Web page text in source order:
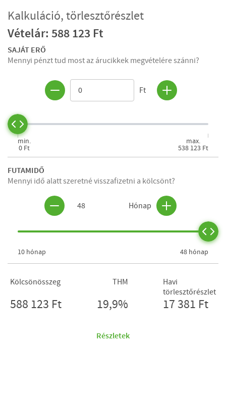
Kalkuláció, törlesztőrészlet
Vételár: 588 123 Ft
SAJÁT ERŐ
Mennyi pénzt tud most az árucikkek megvételére szánni?
Ft
min.
0 Ft
max.
538 123 Ft
FUTAMIDŐ
Mennyi idő alatt szeretné visszafizetni a kölcsönt?
48 Hónap
10 hónap 48 hónap
Kölcsönösszeg
588 123 Ft
THM
19,9%
Havi
törlesztőrészlet
17 381 Ft
Részletek